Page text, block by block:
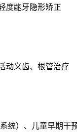
度龅牙隐形矫正
动义齿、根管治疗
统）、儿童早期干